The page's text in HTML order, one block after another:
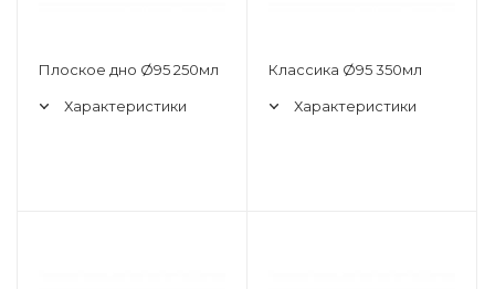
Плоское дно Ø95 250мл
Характеристики
Классика Ø95 350мл
Характеристики